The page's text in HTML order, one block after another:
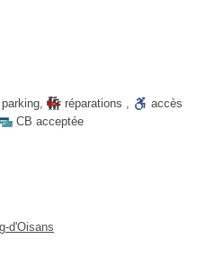
parking, réparations ,
accès
CB acceptée
d'Oisans